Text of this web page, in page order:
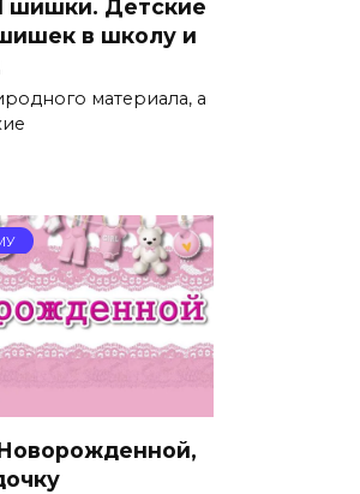
шишки. Детские
в школу и
материала, а